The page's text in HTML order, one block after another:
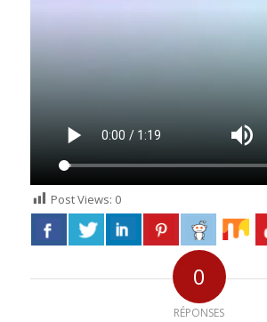
Post Views: 0
0
RÉPONSES